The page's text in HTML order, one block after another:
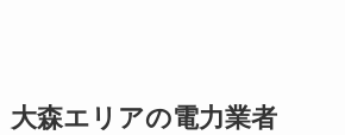
大森エリアの電力業者